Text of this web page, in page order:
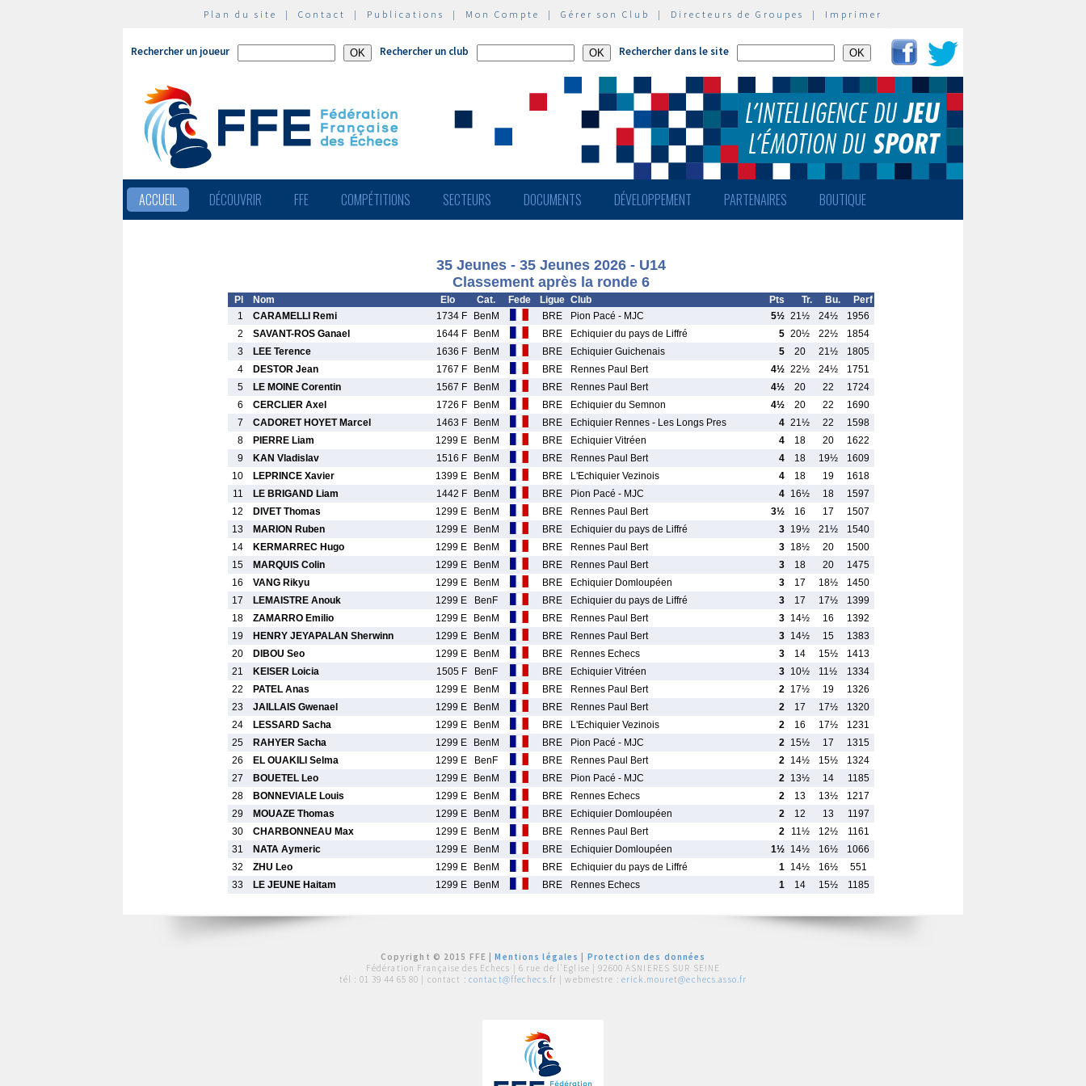
Plan du site | Contact | Publications | Mon Compte | Gérer son Club | Directeurs de Groupes | Imprimer
Rechercher un joueur Rechercher un club Rechercher dans le site
ACCUEIL DÉCOUVRIR FFE COMPÉTITIONS SECTEURS DOCUMENTS DÉVELOPPEMENT PARTENAIRES BOUTIQUE
35 Jeunes - 35 Jeunes 2026 - U14
Classement après la ronde 6
Pl Nom Elo Cat. Fede Ligue Club Pts Tr. Bu.
Perf
1
CARAMELLI Remi 1734 F BenM BRE Pion Pacé - MJC 5½ 21½ 24½
1956
2
SAVANT-ROS Ganael 1644 F BenM BRE Echiquier du pays de Liffré 5 20½ 22½
1854
3
LEE Terence 1636 F BenM BRE Echiquier Guichenais 5 20 21½
1805
4
DESTOR Jean 1767 F BenM BRE Rennes Paul Bert 4½ 22½ 24½
1751
5
LE MOINE Corentin 1567 F BenM BRE Rennes Paul Bert 4½ 20 22
1724
6
CERCLIER Axel 1726 F BenM BRE Echiquier du Semnon 4½ 20 22
1690
7
CADORET HOYET Marcel 1463 F BenM BRE Echiquier Rennes - Les Longs Pres 4 21½ 22
1598
8
PIERRE Liam 1299 E BenM BRE Echiquier Vitréen 4 18 20
1622
9
KAN Vladislav 1516 F BenM BRE Rennes Paul Bert 4 18 19½
1609
10
LEPRINCE Xavier 1399 E BenM BRE L'Echiquier Vezinois 4 18 19
1618
11
LE BRIGAND Liam 1442 F BenM BRE Pion Pacé - MJC 4 16½ 18
1597
12
DIVET Thomas 1299 E BenM BRE Rennes Paul Bert 3½ 16 17
1507
13
MARION Ruben 1299 E BenM BRE Echiquier du pays de Liffré 3 19½ 21½
1540
14
KERMARREC Hugo 1299 E BenM BRE Rennes Paul Bert 3 18½ 20
1500
15
MARQUIS Colin 1299 E BenM BRE Rennes Paul Bert 3 18 20
1475
16
VANG Rikyu 1299 E BenM BRE Echiquier Domloupéen 3 17 18½
1450
17
LEMAISTRE Anouk 1299 E BenF BRE Echiquier du pays de Liffré 3 17 17½
1399
18
ZAMARRO Emilio 1299 E BenM BRE Rennes Paul Bert 3 14½ 16
1392
19
HENRY JEYAPALAN Sherwinn 1299 E BenM BRE Rennes Paul Bert 3 14½ 15
1383
20
DIBOU Seo 1299 E BenM BRE Rennes Echecs 3 14 15½
1413
21
KEISER Loicia 1505 F BenF BRE Echiquier Vitréen 3 10½ 11½
1334
22
PATEL Anas 1299 E BenM BRE Rennes Paul Bert 2 17½ 19
1326
23
JAILLAIS Gwenael 1299 E BenM BRE Rennes Paul Bert 2 17 17½
1320
24
LESSARD Sacha 1299 E BenM BRE L'Echiquier Vezinois 2 16 17½
1231
25
RAHYER Sacha 1299 E BenM BRE Pion Pacé - MJC 2 15½ 17
1315
26
EL OUAKILI Selma 1299 E BenF BRE Rennes Paul Bert 2 14½ 15½
1324
27
BOUETEL Leo 1299 E BenM BRE Pion Pacé - MJC 2 13½ 14
1185
28
BONNEVIALE Louis 1299 E BenM BRE Rennes Echecs 2 13 13½
1217
29
MOUAZE Thomas 1299 E BenM BRE Echiquier Domloupéen 2 12 13
1197
30
CHARBONNEAU Max 1299 E BenM BRE Rennes Paul Bert 2 11½ 12½
1161
31
NATA Aymeric 1299 E BenM BRE Echiquier Domloupéen 1½ 14½ 16½
1066
32
ZHU Leo 1299 E BenM BRE Echiquier du pays de Liffré 1 14½ 16½
551
33
LE JEUNE Haitam 1299 E BenM BRE Rennes Echecs 1 14 15½ 1185
Copyright © 2015 FFE |Mentions légales
Protection des données
Fédération Française des Echecs | 6 rue de l'Eglise | 92600 ASNIERES SUR SEINE
tél : 01 39 44 65 80 | contact : contact@ffechecs.fr | webmestre : erick.mouret@echecs.asso.fr